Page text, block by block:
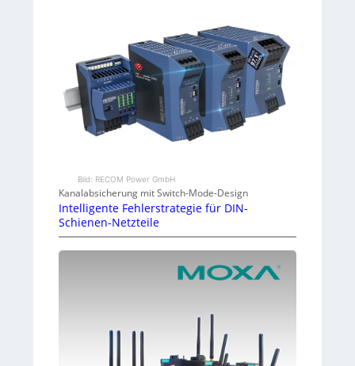
Bild: RECOM Power GmbH
Kanalabsicherung mit Switch-Mode-Design
Intelligente Fehlerstrategie für DIN-
Schienen-Netzteile